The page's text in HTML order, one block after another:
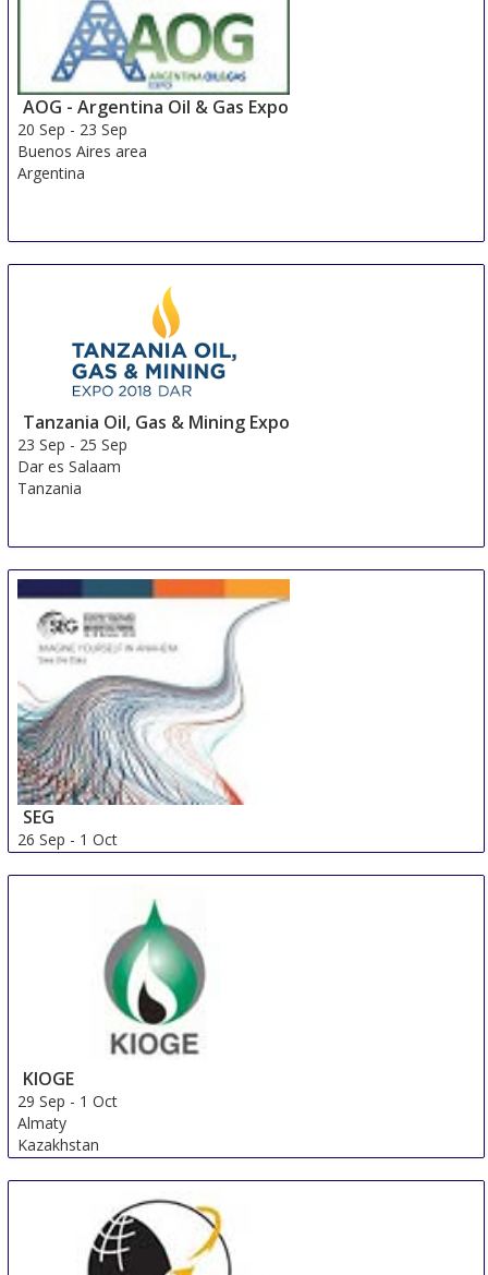
AOG - Argentina Oil & Gas Expo
20 Sep - 23 Sep
Buenos Aires area
Argentina
Tanzania Oil, Gas & Mining Expo
23 Sep - 25 Sep
Dar es Salaam
Tanzania
SEG
26 Sep - 1 Oct
United States
KIOGE
29 Sep - 1 Oct
Almaty
Kazakhstan